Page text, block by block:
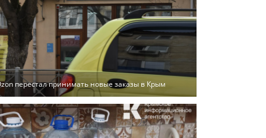
перестал принимать новые заказы в Крым